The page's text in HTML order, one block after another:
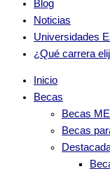
Blog
Noticias
Universidades
¿Qué carrera
Inicio
Becas
Becas
Becas